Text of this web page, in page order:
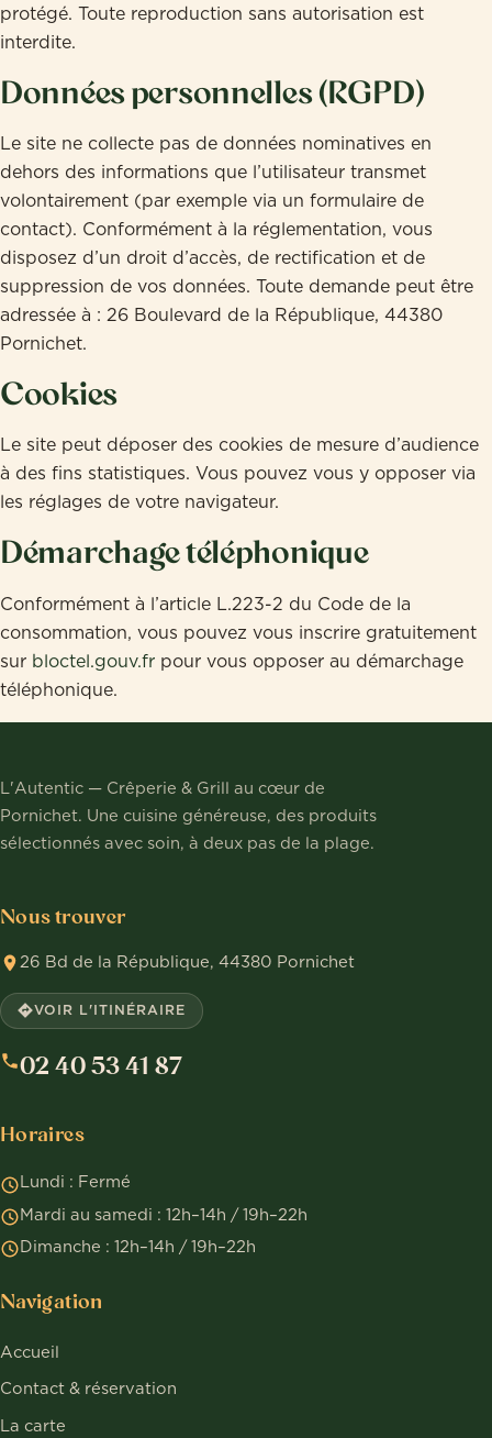
protégé. Toute reproduction sans autorisation est
interdite.
Données personnelles (RGPD)
Le site ne collecte pas de données nominatives en
dehors des informations que l’utilisateur transmet
volontairement (par exemple via un formulaire de
contact). Conformément à la réglementation, vous
disposez d’un droit d’accès, de rectification et de
suppression de vos données. Toute demande peut être
adressée à : 26 Boulevard de la République, 44380
Pornichet.
Cookies
Le site peut déposer des cookies de mesure d’audience
à des fins statistiques. Vous pouvez vous y opposer via
les réglages de votre navigateur.
Démarchage téléphonique
Conformément à l’article L.223-2 du Code de la
consommation, vous pouvez vous inscrire gratuitement
sur bloctel.gouv.fr pour vous opposer au démarchage
téléphonique.
L'Autentic — Crêperie & Grill au cœur de
Pornichet. Une cuisine généreuse, des produits
sélectionnés avec soin, à deux pas de la plage.
Nous trouver
26 Bd de la République, 44380 Pornichet
VOIR L'ITINÉRAIRE
02 40 53 41 87
Horaires
Lundi : Fermé
Mardi au samedi : 12h–14h / 19h–22h
Dimanche : 12h–14h / 19h–22h
Navigation
Accueil
Contact & réservation
La carte